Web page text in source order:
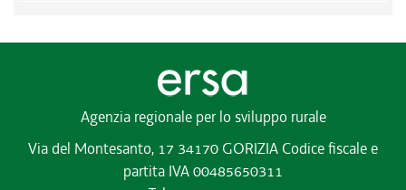
Agenzia regionale per lo sviluppo rurale
Via del Montesanto, 17 34170 GORIZIA Codice fiscale e
partita IVA 00485650311